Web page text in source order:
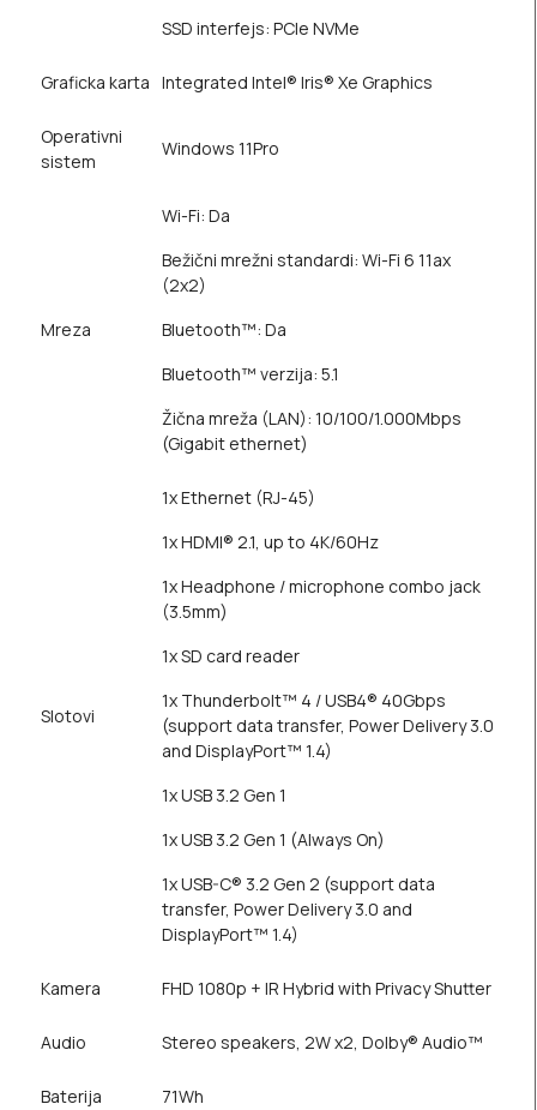
SSD interfejs: PCIe NVMe
Graficka karta Integrated Intel® Iris® Xe Graphics
Operativni
sistem
Windows 11Pro
Mreza
Wi-Fi: Da
Bežični mrežni standardi: Wi-Fi 6 11ax
(2x2)
Bluetooth™: Da
Bluetooth™ verzija: 5.1
Žična mreža (LAN): 10/100/1.000Mbps
(Gigabit ethernet)
Slotovi
1x Ethernet (RJ-45)
1x HDMI® 2.1, up to 4K/60Hz
1x Headphone / microphone combo jack
(3.5mm)
1x SD card reader
1x Thunderbolt™ 4 / USB4® 40Gbps
(support data transfer, Power Delivery 3.0
and DisplayPort™ 1.4)
1x USB 3.2 Gen 1
1x USB 3.2 Gen 1 (Always On)
1x USB-C® 3.2 Gen 2 (support data
transfer, Power Delivery 3.0 and
DisplayPort™ 1.4)
Kamera FHD 1080p + IR Hybrid with Privacy Shutter
Audio Stereo speakers, 2W x2, Dolby® Audio™
Baterija 71Wh